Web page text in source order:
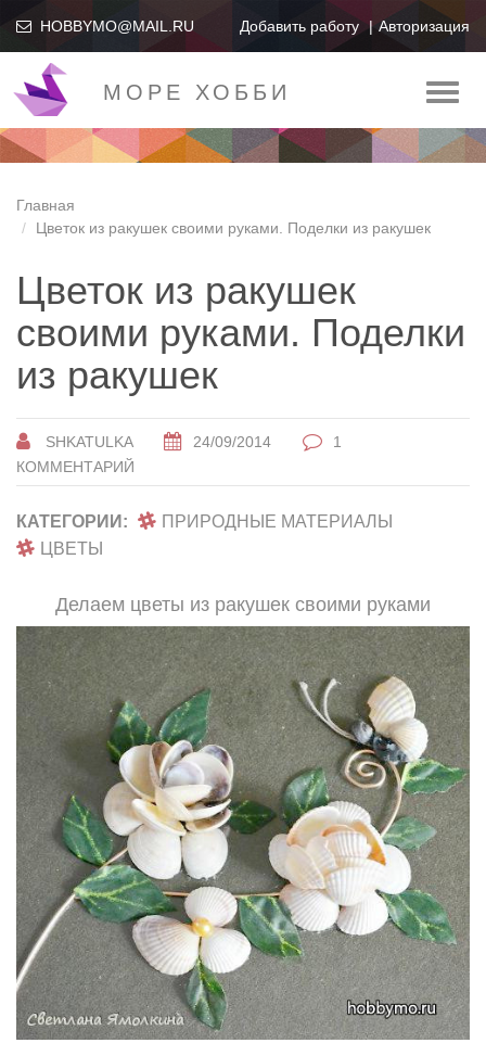
HOBBYMO@MAIL.RU Добавить работу Авторизация
МОРЕ ХОББИ
Главная
Цветок из ракушек своими руками. Поделки из ракушек
Цветок из ракушек
своими руками. Поделки
из ракушек
SHKATULKA 24/09/2014
1
КОММЕНТАРИЙ
КАТЕГОРИИ:
ПРИРОДНЫЕ МАТЕРИАЛЫ
ЦВЕТЫ
Делаем цветы из ракушек своими руками